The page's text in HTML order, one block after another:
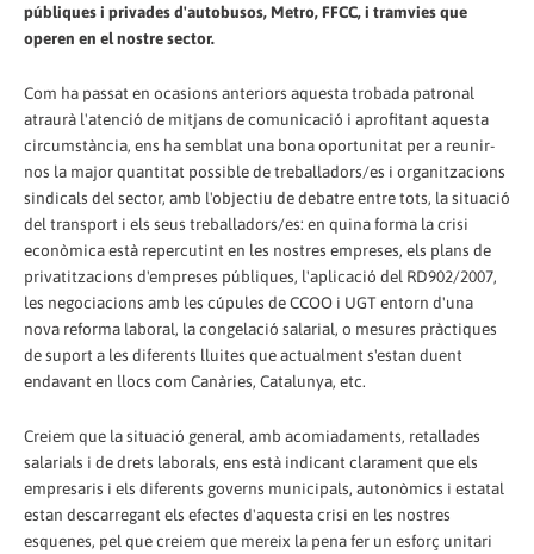
públiques i privades d'autobusos, Metro, FFCC, i tramvies que
operen en el nostre sector.
Com ha passat en ocasions anteriors aquesta trobada patronal
atraurà l'atenció de mitjans de comunicació i aprofitant aquesta
circumstància, ens ha semblat una bona oportunitat per a reunir-
nos la major quantitat possible de treballadors/es i organitzacions
sindicals del sector, amb l'objectiu de debatre entre tots, la situació
del transport i els seus treballadors/es: en quina forma la crisi
econòmica està repercutint en les nostres empreses, els plans de
privatitzacions d'empreses públiques, l'aplicació del RD902/2007,
les negociacions amb les cúpules de CCOO i UGT entorn d'una
nova reforma laboral, la congelació salarial, o mesures pràctiques
de suport a les diferents lluites que actualment s'estan duent
endavant en llocs com Canàries, Catalunya, etc.
Creiem que la situació general, amb acomiadaments, retallades
salarials i de drets laborals, ens està indicant clarament que els
empresaris i els diferents governs municipals, autonòmics i estatal
estan descarregant els efectes d'aquesta crisi en les nostres
esquenes, pel que creiem que mereix la pena fer un esforç unitari